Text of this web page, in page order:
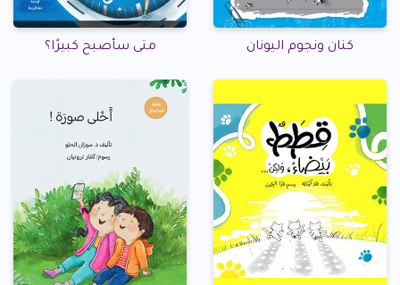
كنان ونجوم اليونان متى سأصبح كبيرًا؟